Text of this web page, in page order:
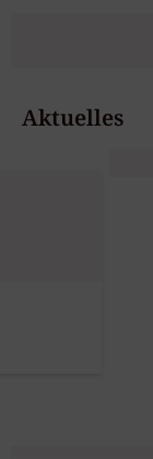
Aktuelles